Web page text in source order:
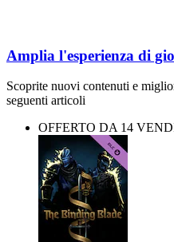
Amplia l'esperienza di
Scoprite nuovi contenuti e
seguenti articoli
OFFERTO DA 14